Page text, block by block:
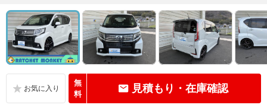
無
料
見積もり・在庫確認